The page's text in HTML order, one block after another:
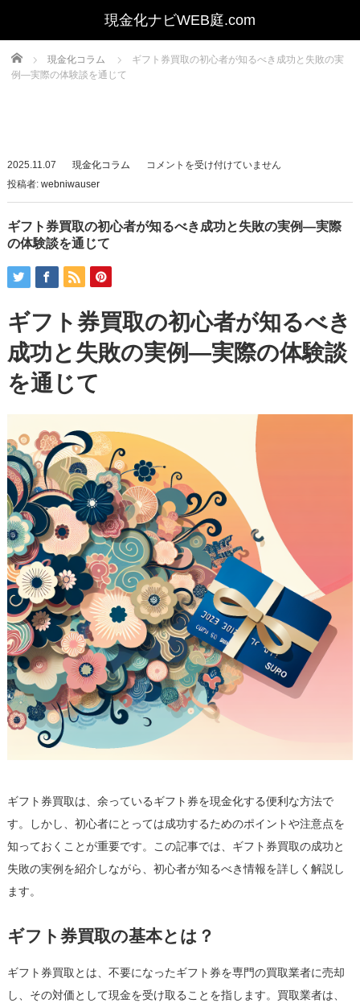
Home 現金化コラム
ギフト券買取の初心者が知るべき成功と失敗の実
例—実際の体験談を通じて
2025.11.07 現金化コラム
ギ
ト
券
心
者
が
べ
き
功
と
失
敗
の
実
例
—
実
際
の
体
験
談
を
通
て
は
コメントを受け付けていません
投稿者: webniwauser
ギフト券買取の初心者が知るべき成功と失敗の実例—実際
の体験談を通じて
ギフト券買取の初心者が知るべき
成功と失敗の実例—実際の体験談
を通じて
ギフト券買取は、余っているギフト券を現金化する便利な方法で
す。しかし、初心者にとっては成功するためのポイントや注意点を
知っておくことが重要です。この記事では、ギフト券買取の成功と
失敗の実例を紹介しながら、初心者が知るべき情報を詳しく解説し
ます。
ギフト券買取の基本とは？
ギフト券買取とは、不要になったギフト券を専門の買取業者に売却
し、その対価として現金を受け取ることを指します。買取業者は、